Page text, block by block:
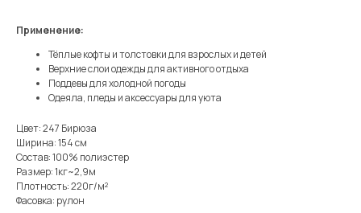
Применение:
Тёплые кофты и толстовки для взрослых и детей
Верхние слои одежды для активного отдыха
Поддевы для холодной погоды
Одеяла, пледы и аксессуары для уюта
Цвет: 247 Бирюза
Ширина: 154 см
Состав: 100% полиэстер
Размер: 1кг~2,9м
Плотность: 220г/м²
Фасовка: рулон